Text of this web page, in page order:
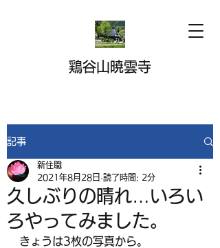
鶏谷山暁雲寺
記事
久しぶりの晴れ…いろい
ろやってみました。
新住職
2021年8月28日 読了時間: 2分
きょうは3枚の写真から。